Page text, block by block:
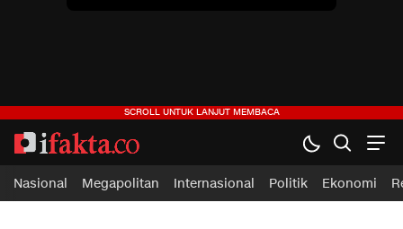
Nasional Megapolitan Internasional Politik Ekonomi